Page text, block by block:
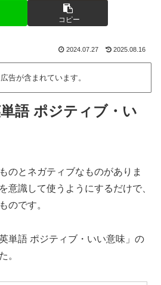
コピー
2024.07.27 2025.08.16
告が含まれています。
語 ポジティブ・い
のとネガティブなものがありま
意識して使うようにするだけで、
のです。
単語 ポジティブ・いい意味」の
。